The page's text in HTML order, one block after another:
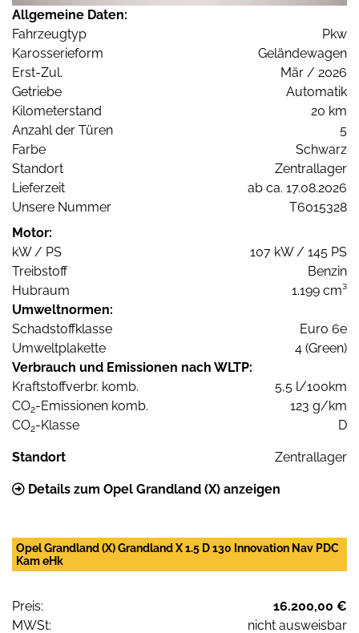
Allgemeine Daten:
Fahrzeugtyp
Pkw
Karosserieform
Geländewagen
Erst-Zul.
Mär / 2026
Getriebe
Automatik
Kilometerstand
20 km
Anzahl der Türen
5
Farbe
Schwarz
Standort
Zentrallager
Lieferzeit
ab ca. 17.08.2026
Unsere Nummer
T6015328
Motor:
kW / PS
107 kW / 145 PS
Treibstoff
Benzin
Hubraum
1.199 cm³
Umweltnormen:
Schadstoffklasse
Euro 6e
Umweltplakette
4 (Green)
Verbrauch und Emissionen nach WLTP:
Kraftstoffverbr. komb.
5,5 l/100km
CO2-Emissionen komb.
123 g/km
CO2-Klasse D
Standort Zentrallager
Details zum Opel Grandland (X) anzeigen
Opel Grandland (X) Grandland X 1.5 D 130 Innovation Nav PDC
Kam eHk
Preis:
16.200,00 €
MWSt:
nicht ausweisbar